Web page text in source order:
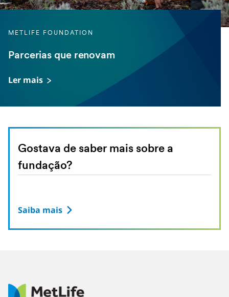
METLIFE FOUNDATION
Parcerias que renovam
Ler mais
Gostava de saber mais sobre a
fundação?
Saiba mais